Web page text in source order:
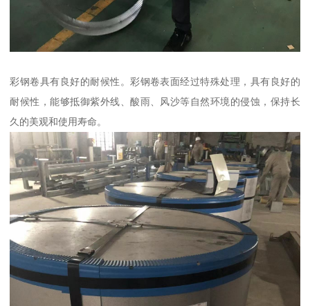
彩钢卷具有良好的耐候性。彩钢卷表面经过特殊处理，具有良好的
耐候性，能够抵御紫外线、酸雨、风沙等自然环境的侵蚀，保持长
久的美观和使用寿命。